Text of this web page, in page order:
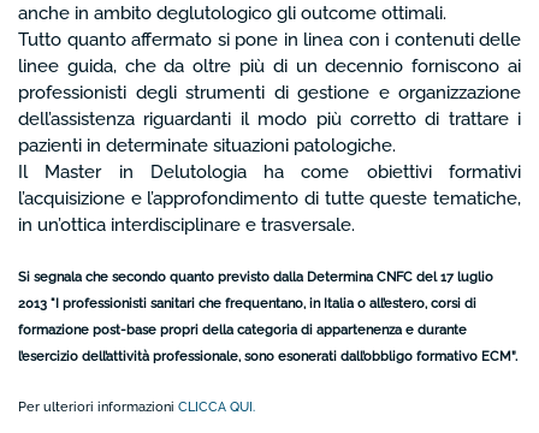
anche in ambito deglutologico gli outcome ottimali.
Tutto quanto affermato si pone in linea con i contenuti delle
linee guida, che da oltre più di un decennio forniscono ai
professionisti degli strumenti di gestione e organizzazione
dell’assistenza riguardanti il modo più corretto di trattare i
pazienti in determinate situazioni patologiche.
Il Master in Delutologia ha come obiettivi formativi
l’acquisizione e l’approfondimento di tutte queste tematiche,
in un’ottica interdisciplinare e trasversale.
Si segnala che secondo quanto previsto dalla Determina CNFC del 17 luglio
2013 "I professionisti sanitari che frequentano, in Italia o all’estero, corsi di
formazione post-base propri della categoria di appartenenza e durante
l’esercizio dell’attività professionale, sono esonerati dall’obbligo formativo ECM”.
Per ulteriori informazioni CLICCA QUI.